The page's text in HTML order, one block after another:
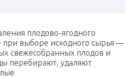
плодово-ягодного
при выборе исходного сырья —
свежесобранных плодов и
перебирают, удаляют